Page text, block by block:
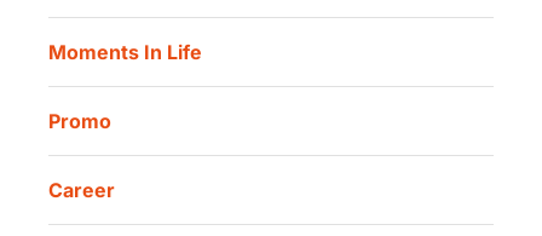
Danamon QR Merchant
Moments In Life
Promo
Career